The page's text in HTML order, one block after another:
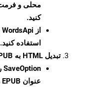
کنید.
استفاده کنید.
تبدیل HTML به EPUB با CellsApi
SaveOption
عنوان EPUB راه اندازی کنید